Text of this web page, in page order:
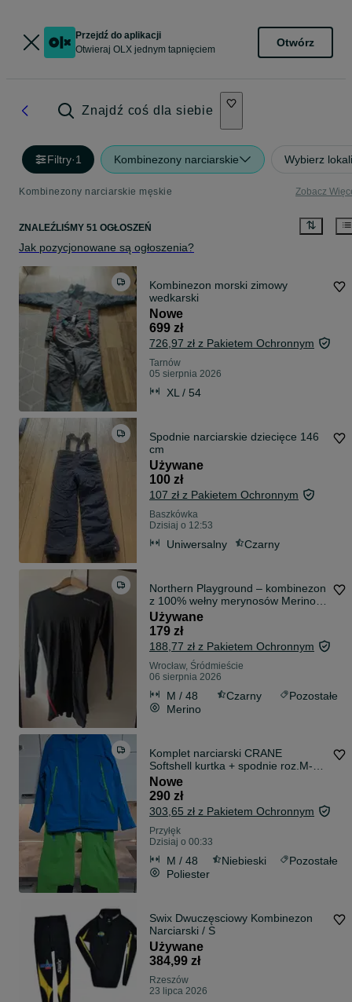
Przejdź do aplikacji
Otwieraj OLX jednym tapnięciem
Otwórz
Znajdź coś dla siebie
Filtry·1 Kombinezony narciarskie Wybierz
Kombinezony narciarskie męskie Zobacz
ZNALEŹLIŚMY 51 OGŁOSZEŃ
Jak pozycjonowane są ogłoszenia?
Kombinezon morski zimowy
wedkarski
Nowe
699 zł
726,97 zł z Pakietem Ochronnym
Tarnów
05 sierpnia 2026
XL / 54
Spodnie narciarskie dziecięce 146
cm
Używane
100 zł
107 zł z Pakietem Ochronnym
Baszkówka
Dzisiaj o 12:53
Uniwersalny Czarny
Northern Playground – kombinezon
z 100% wełny merynosów Merino,
rozmiar M wool ull overall
Używane
179 zł
188,77 zł z Pakietem Ochronnym
Wrocław, Śródmieście
06 sierpnia 2026
M / 48 Czarny
Pozostałe
Merino
Komplet narciarski CRANE
Softshell kurtka + spodnie roz.M-L
(50)
Nowe
290 zł
303,65 zł z Pakietem Ochronnym
Przyłęk
Dzisiaj o 00:33
M / 48 Niebieski
Pozostałe
Poliester
Swix Dwuczęsciowy Kombinezon
Narciarski / S
Używane
384,99 zł
Rzeszów
23 lipca 2026